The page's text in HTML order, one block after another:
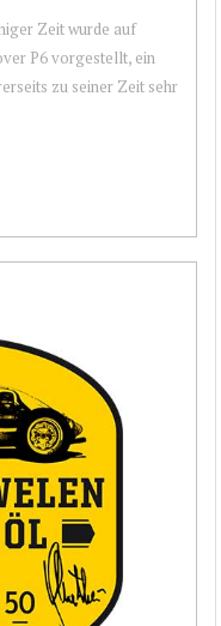
Zeit wurde auf
P6 vorgestellt, ein
zu seiner Zeit sehr